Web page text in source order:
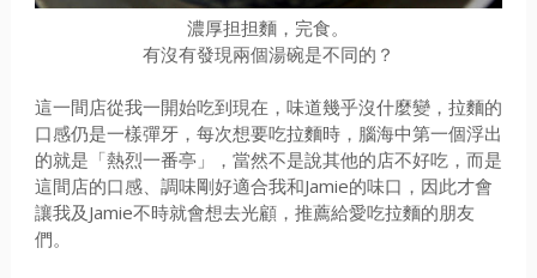
濃厚担担麵，完食。
有沒有發現兩個湯碗是不同的？
這一間店從我一開始吃到現在，味道幾乎沒什麼變，拉麵的
口感仍是一樣彈牙，每次想要吃拉麵時，腦海中第一個浮出
的就是「熱烈一番亭」，當然不是說其他的店不好吃，而是
這間店的口感、調味剛好適合我和Jamie的味口，因此才會
讓我及Jamie不時就會想去光顧，推薦給愛吃拉麵的朋友
們。